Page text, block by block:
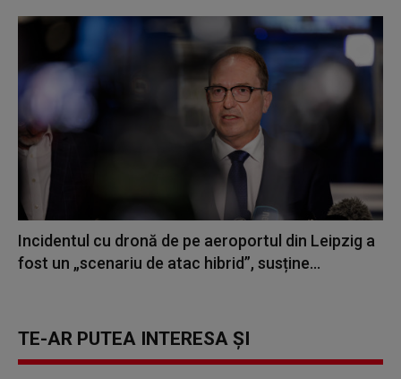
Incidentul cu dronă de pe aeroportul din Leipzig a
fost un „scenariu de atac hibrid”, susține...
TE-AR PUTEA INTERESA ȘI